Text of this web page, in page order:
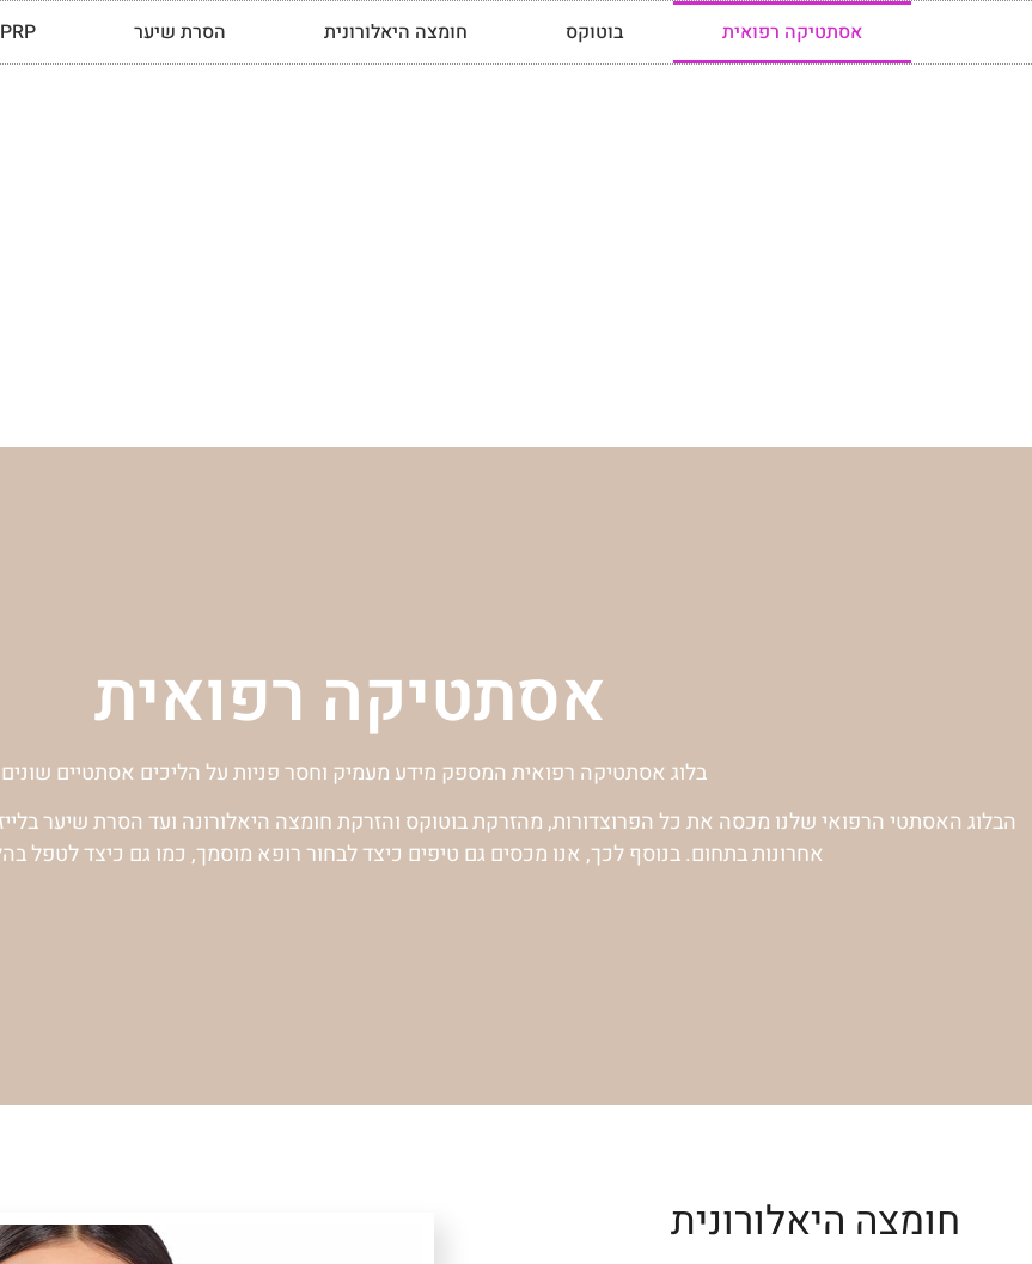
אסתטיקה רפואית בוטוקס חומצה היאלורונית הסרת שיער PRP
אסתטיקה רפואית
בלוג אסתטיקה רפואית המספק מידע מעמיק וחסר פניות על הליכים אסתטיים
הבלוג האסתטי הרפואי שלנו מכסה את כל הפרוצדורות, מהזרקת בוטוקס והזרקת חומצה היאלורונה ועד הסרת שיער
אחרונות בתחום. בנוסף לכך, אנו מכסים גם טיפים כיצד לבחור רופא מוסמך, כמו גם כיצד לטפל
חומצה היאלורונית